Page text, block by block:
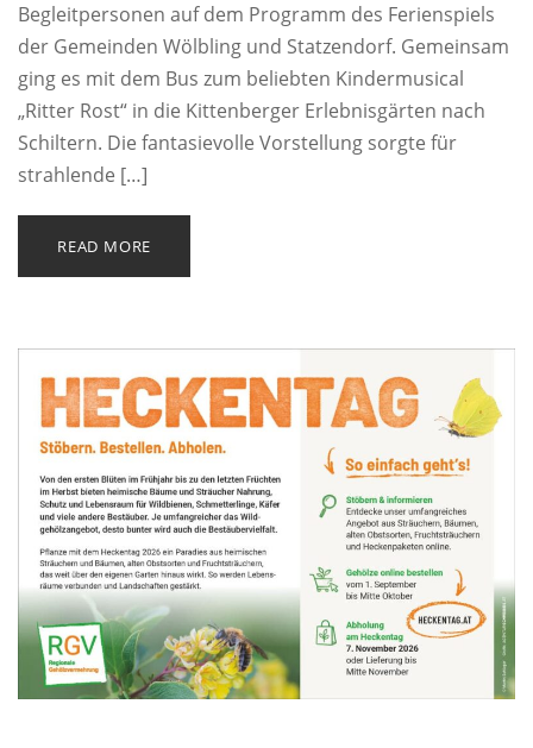
Begleitpersonen auf dem Programm des Ferienspiels
der Gemeinden Wölbling und Statzendorf. Gemeinsam
ging es mit dem Bus zum beliebten Kindermusical
„Ritter Rost“ in die Kittenberger Erlebnisgärten nach
Schiltern. Die fantasievolle Vorstellung sorgte für
strahlende […]
READ MORE